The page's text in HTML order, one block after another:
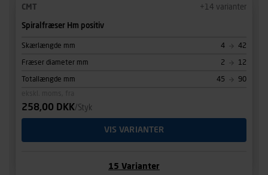
CMT +14 varianter
Spiralfræser Hm positiv
Skærlængde mm 4 42
Fræser diameter mm 2 12
Totallængde mm 45
90
258,00 DKK/Styk
VIS VARIANTER
15 Varianter